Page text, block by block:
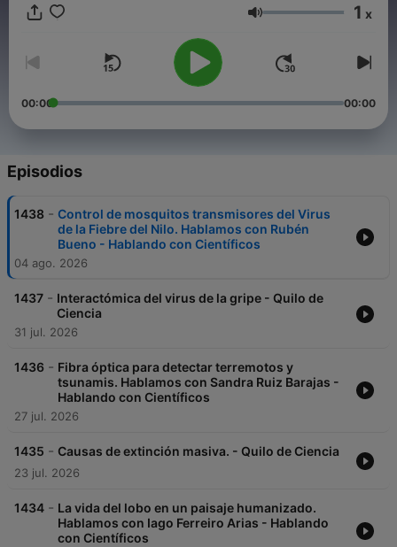
Volumen 1 x
00:00 00:00
Episodios
1438 - Control de mosquitos transmisores del Virus
de la Fiebre del Nilo. Hablamos con Rubén
Bueno - Hablando con Científicos
04 ago. 2026
1437 - Interactómica del virus de la gripe - Quilo de
Ciencia
31 jul. 2026
1436 - Fibra óptica para detectar terremotos y
tsunamis. Hablamos con Sandra Ruiz Barajas -
Hablando con Científicos
27 jul. 2026
1435 - Causas de extinción masiva. - Quilo de Ciencia
23 jul. 2026
1434 - La vida del lobo en un paisaje humanizado.
Hablamos con Iago Ferreiro Arias - Hablando
con Científicos